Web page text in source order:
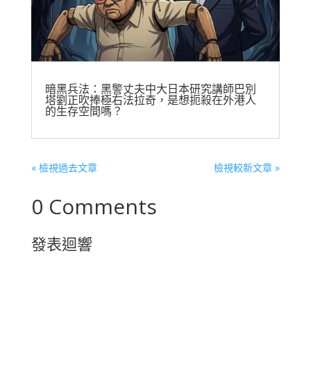
暗黑兵法：黑警丈夫中大日本研究講師巴別
塔劉正吹捧極右法拉奇，是想扼殺在外港人
的生存空間嗎？
« 檢視過去文章 檢視較新文章 »
0 Comments
發表迴響